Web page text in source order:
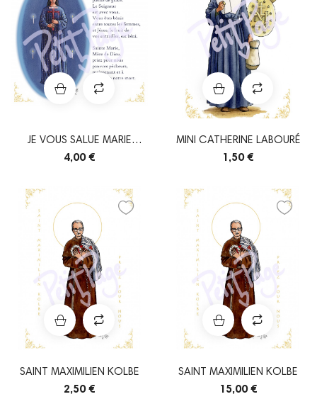
JE VOUS SALUE MARIE
(PONTMAIN)
4,00 €
MINI CATHERINE LABOURÉ
1,50 €
SAINT MAXIMILIEN KOLBE
2,50 €
SAINT MAXIMILIEN KOLBE
15,00 €